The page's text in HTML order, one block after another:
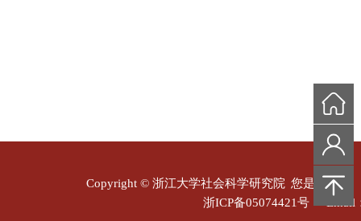
Copyright © 浙江大学社会科学研究院 您是本站第
浙ICP备05074421号